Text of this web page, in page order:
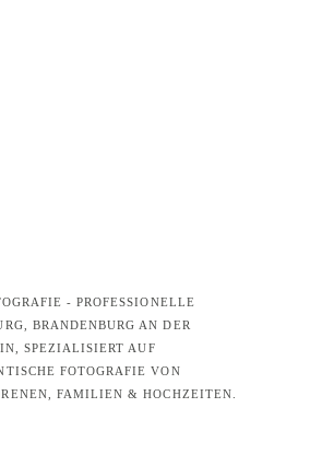
- PROFESSIONELLE
BRANDENBURG AN DER
SPEZIALISIERT AUF
FOTOGRAFIE VON
FAMILIEN & HOCHZEITEN.